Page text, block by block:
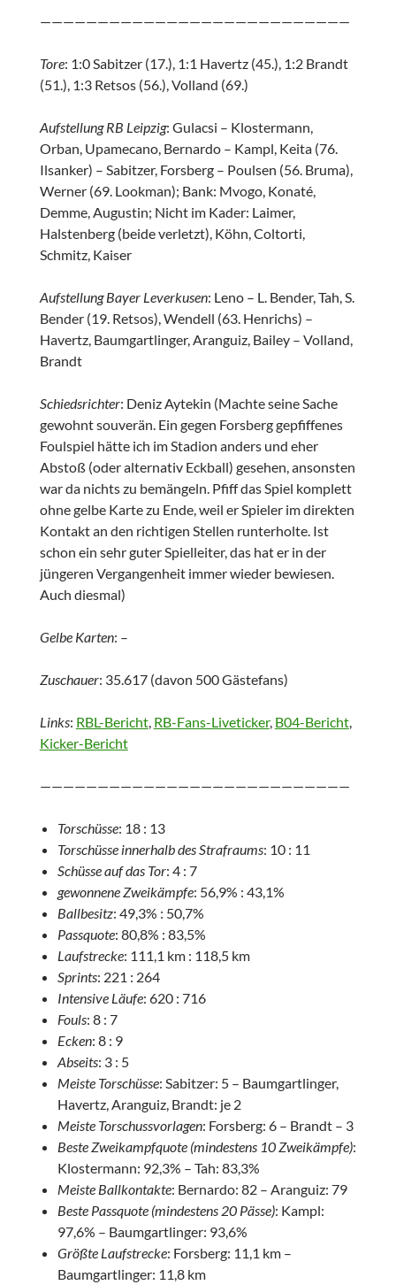
———————————————————————————
Tore: 1:0 Sabitzer (17.), 1:1 Havertz (45.), 1:2 Brandt
(51.), 1:3 Retsos (56.), Volland (69.)
Aufstellung RB Leipzig: Gulacsi – Klostermann,
Orban, Upamecano, Bernardo – Kampl, Keita (76.
Ilsanker) – Sabitzer, Forsberg – Poulsen (56. Bruma),
Werner (69. Lookman); Bank: Mvogo, Konaté,
Demme, Augustin; Nicht im Kader: Laimer,
Halstenberg (beide verletzt), Köhn, Coltorti,
Schmitz, Kaiser
Aufstellung Bayer Leverkusen: Leno – L. Bender, Tah, S.
Bender (19. Retsos), Wendell (63. Henrichs) –
Havertz, Baumgartlinger, Aranguiz, Bailey – Volland,
Brandt
Schiedsrichter: Deniz Aytekin (Machte seine Sache
gewohnt souverän. Ein gegen Forsberg gepfiffenes
Foulspiel hätte ich im Stadion anders und eher
Abstoß (oder alternativ Eckball) gesehen, ansonsten
war da nichts zu bemängeln. Pfiff das Spiel komplett
ohne gelbe Karte zu Ende, weil er Spieler im direkten
Kontakt an den richtigen Stellen runterholte. Ist
schon ein sehr guter Spielleiter, das hat er in der
jüngeren Vergangenheit immer wieder bewiesen.
Auch diesmal)
Gelbe Karten: –
Zuschauer: 35.617 (davon 500 Gästefans)
Links: RBL-Bericht, RB-Fans-Liveticker, B04-Bericht,
Kicker-Bericht
———————————————————————————
Torschüsse: 18 : 13
Torschüsse innerhalb des Strafraums: 10 : 11
Schüsse auf das Tor: 4 : 7
gewonnene Zweikämpfe: 56,9% : 43,1%
Ballbesitz: 49,3% : 50,7%
Passquote: 80,8% : 83,5%
Laufstrecke: 111,1 km : 118,5 km
Sprints: 221 : 264
Intensive Läufe: 620 : 716
Fouls: 8 : 7
Ecken: 8 : 9
Abseits: 3 : 5
Meiste Torschüsse: Sabitzer: 5 – Baumgartlinger,
Havertz, Aranguiz, Brandt: je 2
Meiste Torschussvorlagen: Forsberg: 6 – Brandt – 3
Beste Zweikampfquote (mindestens 10 Zweikämpfe):
Klostermann: 92,3% – Tah: 83,3%
Meiste Ballkontakte: Bernardo: 82 – Aranguiz: 79
Beste Passquote (mindestens 20 Pässe): Kampl:
97,6% – Baumgartlinger: 93,6%
Größte Laufstrecke: Forsberg: 11,1 km –
Baumgartlinger: 11,8 km